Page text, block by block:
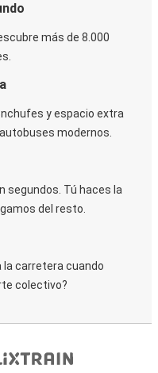
más de 8.000
y espacio extra
modernos.
segundos. Tú haces la
del resto.
la carretera cuando
colectivo?